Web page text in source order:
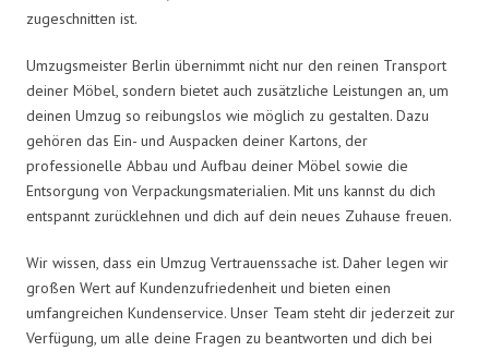
zugeschnitten ist.
Umzugsmeister Berlin übernimmt nicht nur den reinen Transport
deiner Möbel, sondern bietet auch zusätzliche Leistungen an, um
deinen Umzug so reibungslos wie möglich zu gestalten. Dazu
gehören das Ein- und Auspacken deiner Kartons, der
professionelle Abbau und Aufbau deiner Möbel sowie die
Entsorgung von Verpackungsmaterialien. Mit uns kannst du dich
entspannt zurücklehnen und dich auf dein neues Zuhause freuen.
Wir wissen, dass ein Umzug Vertrauenssache ist. Daher legen wir
großen Wert auf Kundenzufriedenheit und bieten einen
umfangreichen Kundenservice. Unser Team steht dir jederzeit zur
Verfügung, um alle deine Fragen zu beantworten und dich bei